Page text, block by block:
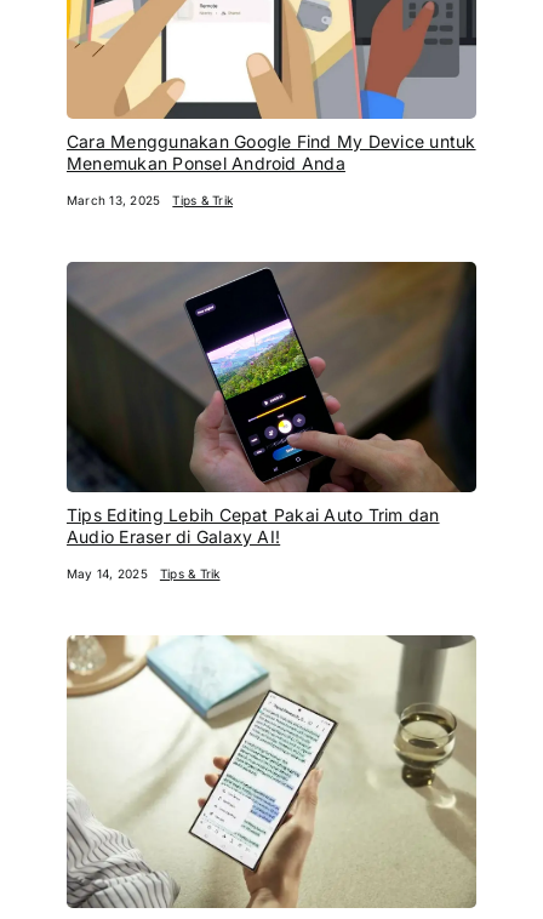
Cara Menggunakan Google Find My Device untuk
Menemukan Ponsel Android Anda
March 13, 2025 Tips & Trik
Tips Editing Lebih Cepat Pakai Auto Trim dan
Audio Eraser di Galaxy AI!
May 14, 2025 Tips & Trik